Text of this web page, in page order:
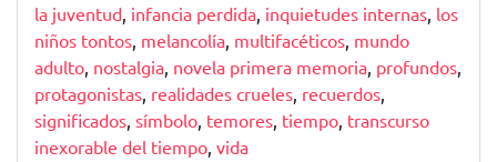
la juventud, infancia perdida, inquietudes internas, los
niños tontos, melancolía, multifacéticos, mundo
adulto, nostalgia, novela primera memoria, profundos,
protagonistas, realidades crueles, recuerdos,
significados, símbolo, temores, tiempo, transcurso
inexorable del tiempo, vida